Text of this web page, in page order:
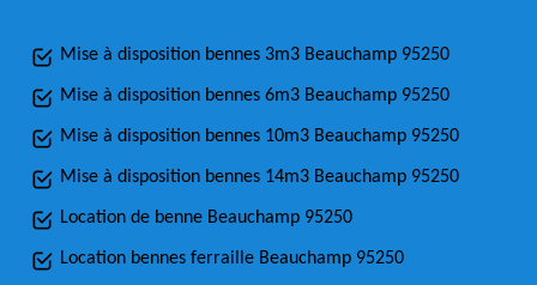
Mise à disposition bennes 3m3 Beauchamp 95250
Mise à disposition bennes 6m3 Beauchamp 95250
Mise à disposition bennes 10m3 Beauchamp 95250
Mise à disposition bennes 14m3 Beauchamp 95250
Location de benne Beauchamp 95250
Location bennes ferraille Beauchamp 95250